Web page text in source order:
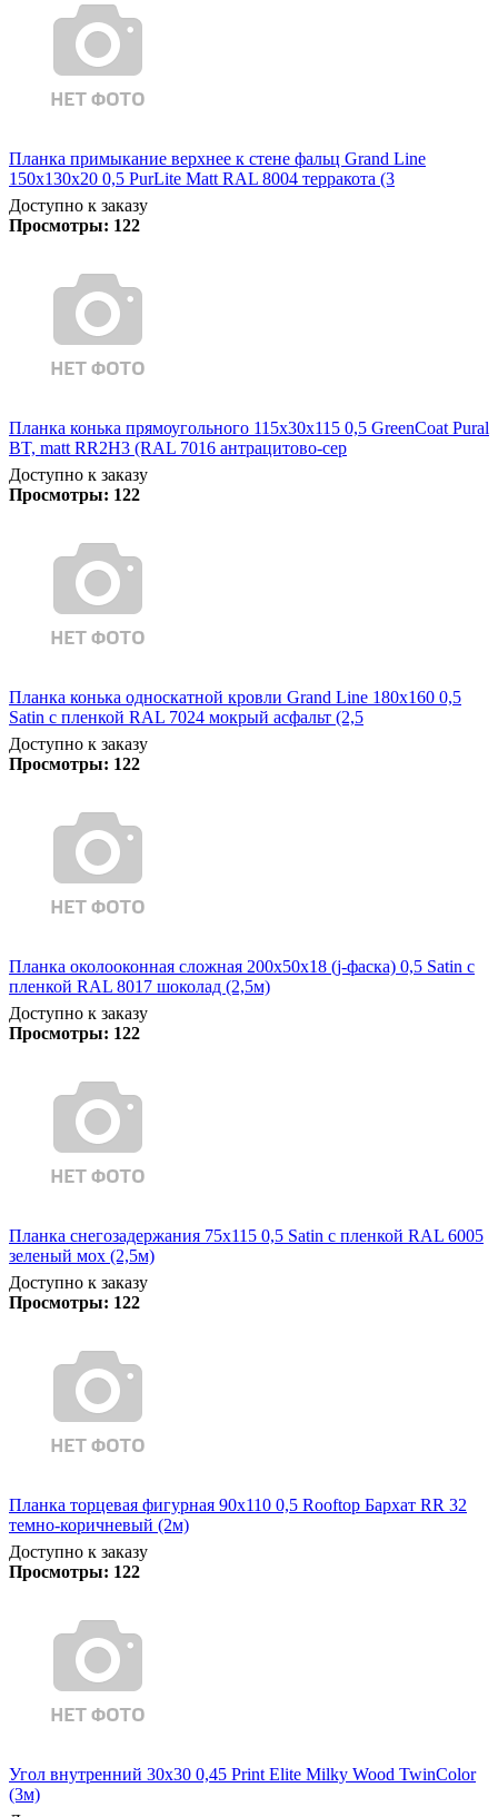
Планка примыкание верхнее к стене фальц Grand Line
150х130х20 0,5 PurLite Matt RAL 8004 терракота (3
Доступно к заказу
Просмотры: 122
Планка конька прямоугольного 115х30х115 0,5 GreenCoat Pural
BT, matt RR2Н3 (RAL 7016 антрацитово-сер
Доступно к заказу
Просмотры: 122
Планка конька односкатной кровли Grand Line 180x160 0,5
Satin с пленкой RAL 7024 мокрый асфальт (2,5
Доступно к заказу
Просмотры: 122
Планка околооконная сложная 200х50х18 (j-фаска) 0,5 Satin с
пленкой RAL 8017 шоколад (2,5м)
Доступно к заказу
Просмотры: 122
Планка снегозадержания 75х115 0,5 Satin с пленкой RAL 6005
зеленый мох (2,5м)
Доступно к заказу
Просмотры: 122
Планка торцевая фигурная 90х110 0,5 Rooftop Бархат RR 32
темно-коричневый (2м)
Доступно к заказу
Просмотры: 122
Угол внутренний 30х30 0,45 Print Elite Milky Wood TwinColor
(3м)